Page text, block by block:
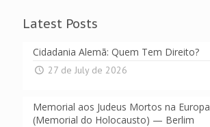
Latest Posts
Cidadania Alemã: Quem Tem Direito?
27 de July de 2026
Memorial aos Judeus Mortos na Europa
(Memorial do Holocausto) — Berlim